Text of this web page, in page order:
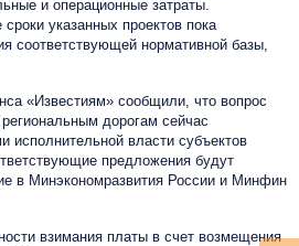
и операционные затраты.
сроки указанных проектов пока
соответствующей нормативной базы,
«Известиям» сообщили, что вопрос
дорогам сейчас
исполнительной власти субъектов
предложения будут
в Минэкономразвития России и Минфин
взимания платы в счет возмещения